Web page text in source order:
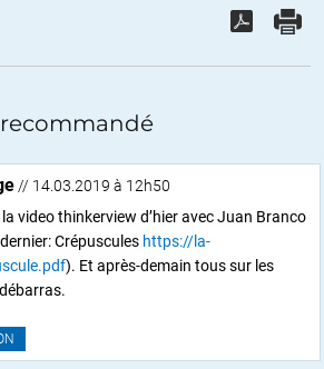
// 14.03.2019 à 12h50
video thinkerview d’hier avec Juan Branco
Crépuscules https://la-
). Et après-demain tous sur les